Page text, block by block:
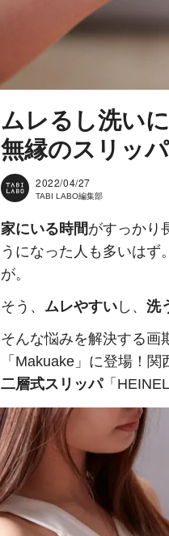
ムレるし洗い
無縁のスリッ
2022/04/27
TABI LABO編集部
家にいる時間がすっかり
うになった人も多いはず
が。
そう、 ムレやすい し、 洗
そんな悩みを解決する画
「Makuake」に登場！
二層式スリッパ「